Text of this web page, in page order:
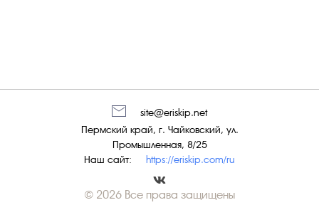
Наш сайт: https://eriskip.com/ru
Пермский край, г. Чайковский, ул.
Промышленная, 8/25
site@eriskip.net
© 2026 Все права защищены